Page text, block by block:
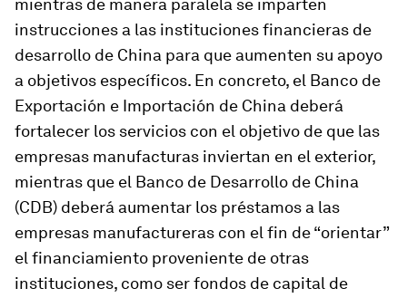
mientras de manera paralela se imparten
instrucciones a las instituciones financieras de
desarrollo de China para que aumenten su apoyo
a objetivos específicos. En concreto, el Banco de
Exportación e Importación de China deberá
fortalecer los servicios con el objetivo de que las
empresas manufacturas inviertan en el exterior,
mientras que el Banco de Desarrollo de China
(CDB) deberá aumentar los préstamos a las
empresas manufactureras con el fin de “orientar”
el financiamiento proveniente de otras
instituciones, como ser fondos de capital de